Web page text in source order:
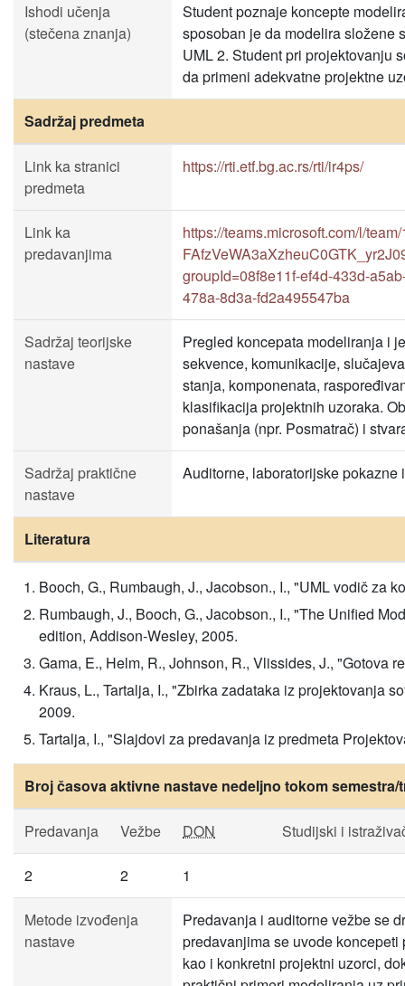
Ishodi učenja
(stečena znanja)
Student poznaje koncepte
sposoban je da modelira složene
UML 2. Student pri projektovanju
da primeni adekvatne projektne
Sadržaj predmeta
Link ka stranici
predmeta
https://rti.etf.bg.ac.rs/rti/ir4ps/
Link ka
predavanjima
https://teams.microsoft.com/l/
groupId=08f8e11f-ef4d-433d-
478a-8d3a-fd2a495547ba
Sadržaj teorijske
nastave
Pregled koncepata modeliranja i
sekvence, komunikacije,
stanja, komponenata,
klasifikacija projektnih uzoraka.
ponašanja (npr. Posmatrač) i
Sadržaj praktične
nastave
Auditorne, laboratorijske
Literatura
Booch, G., Rumbaugh, J., Jacobson., I., "UML vodič za
Rumbaugh, J., Booch, G., Jacobson., I., "The Unified
edition, Addison-Wesley, 2005.
Gama, E., Helm, R., Johnson, R., Vlissides, J., "Gotova
Kraus, L., Tartalja, I., "Zbirka zadataka iz projektovanja
2009.
Tartalja, I., "Slajdovi za predavanja iz predmeta
Broj časova aktivne nastave nedeljno tokom
Predavanja Vežbe DON Studijski i
2 2 1
Metode izvođenja
nastave
Predavanja i auditorne vežbe se
predavanjima se uvode
kao i konkretni projektni uzorci,